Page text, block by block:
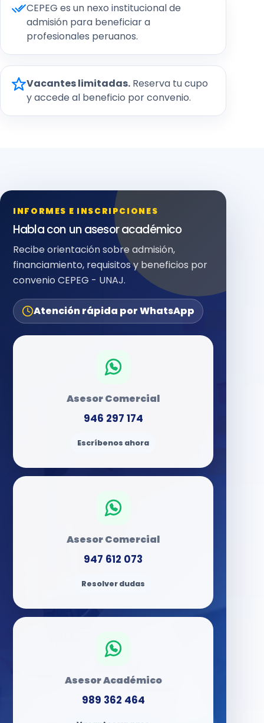
CEPEG es un nexo institucional de
admisión para beneficiar a
profesionales peruanos.
Vacantes limitadas. Reserva tu cupo
y accede al beneficio por convenio.
INFORMES E INSCRIPCIONES
Habla con un asesor académico
Recibe orientación sobre admisión,
financiamiento, requisitos y beneficios por
convenio CEPEG - UNAJ.
Atención rápida por WhatsApp
Asesor Comercial
946 297 174
Escríbenos ahora
Asesor Comercial
947 612 073
Resolver dudas
Asesor Académico
989 362 464